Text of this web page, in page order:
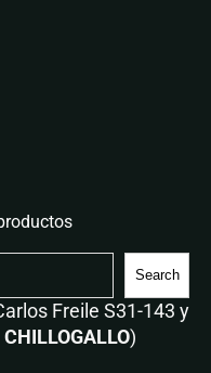
Search
Freile S31-143 y
CHILLOGALLO)